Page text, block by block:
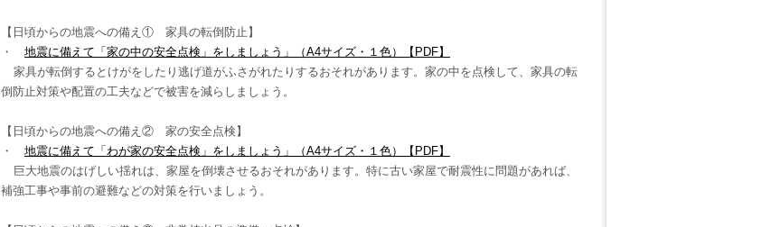
【日頃からの地震への備え① 家具の転倒防止】
・ 地震に備えて「家の中の安全点検」をしましょう」（A4サイズ・１色）【 PDF】
家具が転倒するとけがをしたり逃げ道がふさがれたりするおそれがあります。家の中を点検して、家具の転
倒防止対策や配置の工夫などで被害を減らしましょう。
【日頃からの地震への備え② 家の安全点検】
・ 地震に備えて「わが家の安全点検」をしましょう」（A4サイズ・１色）【 PDF】
巨大地震のはげしい揺れは、家屋を倒壊させるおそれがあります。特に古い家屋で耐震性に問題があれば、
補強工事や事前の避難などの対策を行いましょう。